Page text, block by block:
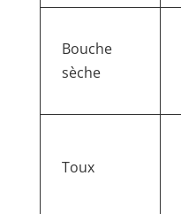
Bouche
sèche
Toux